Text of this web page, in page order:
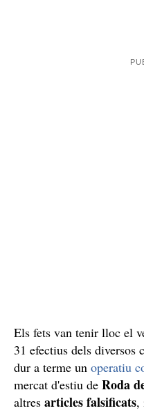
Els fets van tenir lloc el
31 efectius dels diversos
dur a terme un operatiu
mercat d'estiu de Roda
altres articles falsificats,